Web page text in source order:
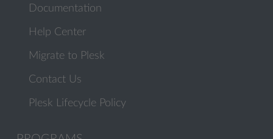
Documentation
Help Center
Migrate to Plesk
Contact Us
Plesk Lifecycle Policy